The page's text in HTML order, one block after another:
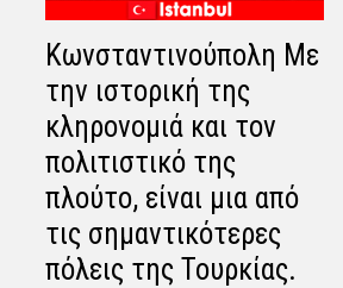
Κωνσταντινούπολη Με
την ιστορική της
κληρονομιά και τον
πολιτιστικό της
πλούτο, είναι μια από
τις σημαντικότερες
πόλεις της Τουρκίας.